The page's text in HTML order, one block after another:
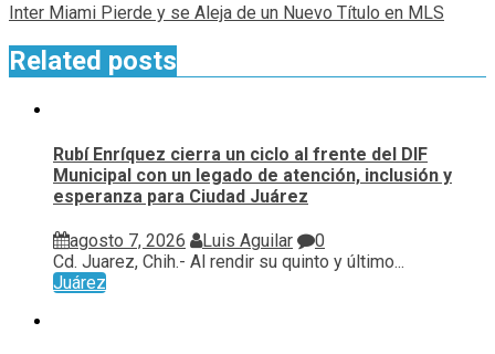
Inter Miami Pierde y se Aleja de un Nuevo Título en MLS
Related posts
Rubí Enríquez cierra un ciclo al frente del DIF
Municipal con un legado de atención, inclusión y
esperanza para Ciudad Juárez
agosto 7, 2026 Luis Aguilar
0
Cd. Juarez, Chih.- Al rendir su quinto y último...
Juárez